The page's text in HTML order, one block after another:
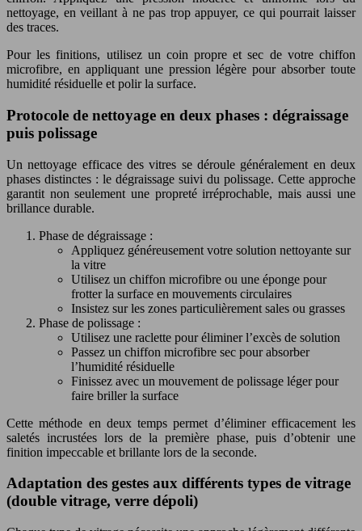
nettoyage, en veillant à ne pas trop appuyer, ce qui pourrait laisser
des traces.
Pour les finitions, utilisez un coin propre et sec de votre chiffon
microfibre, en appliquant une pression légère pour absorber toute
humidité résiduelle et polir la surface.
Protocole de nettoyage en deux phases : dégraissage
puis polissage
Un nettoyage efficace des vitres se déroule généralement en deux
phases distinctes : le dégraissage suivi du polissage. Cette approche
garantit non seulement une propreté irréprochable, mais aussi une
brillance durable.
Phase de dégraissage :
Appliquez généreusement votre solution nettoyante sur
la vitre
Utilisez un chiffon microfibre ou une éponge pour
frotter la surface en mouvements circulaires
Insistez sur les zones particulièrement sales ou grasses
Phase de polissage :
Utilisez une raclette pour éliminer l’excès de solution
Passez un chiffon microfibre sec pour absorber
l’humidité résiduelle
Finissez avec un mouvement de polissage léger pour
faire briller la surface
Cette méthode en deux temps permet d’éliminer efficacement les
saletés incrustées lors de la première phase, puis d’obtenir une
finition impeccable et brillante lors de la seconde.
Adaptation des gestes aux différents types de vitrage
(double vitrage, verre dépoli)